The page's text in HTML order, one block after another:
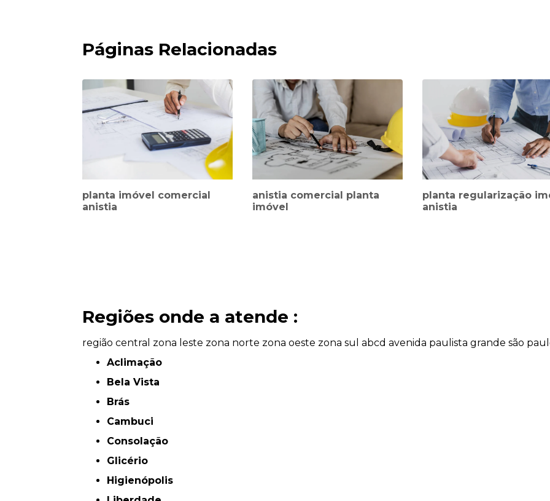
Páginas Relacionadas
planta imóvel comercial
anistia
anistia comercial planta
imóvel
planta regularização
anistia
Regiões onde a atende :
região central zona leste zona norte zona oeste zona sul abcd avenida paulista grande são
Aclimação
Bela Vista
Brás
Cambuci
Consolação
Glicério
Higienópolis